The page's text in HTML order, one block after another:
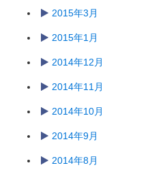
2015年3月
2015年1月
2014年12月
2014年11月
2014年10月
2014年9月
2014年8月